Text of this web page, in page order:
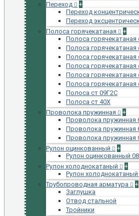
Переход
+
Переход
Переход
Полоса горячекатаная
+
Полоса горячекатаная
Полоса горячекатаная
Полоса горячекатаная
Полоса горячекатаная
Полоса горячекатаная
Полоса горячекатаная
Полоса ст 09Г2С
Полоса ст 40Х
Проволока пружинная
+
Проволока пружинная
Проволока пружинная
Проволока пружинная
Рулон оцинкованный
+
Рулон оцинкованный
Рулон холоднокатаный
+
Рулон холоднокатаный
Трубопроводная арматура
+
Заглушка
Отвод стальной
Тройники